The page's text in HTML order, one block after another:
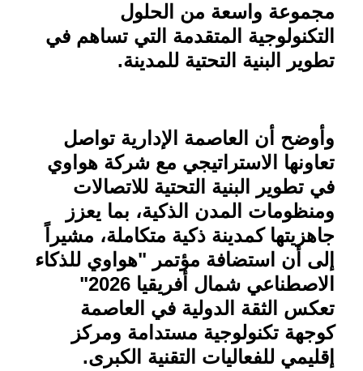
مجموعة واسعة من الحلول
التكنولوجية المتقدمة التي تساهم في
تطوير البنية التحتية للمدينة.
وأوضح أن العاصمة الإدارية تواصل
تعاونها الاستراتيجي مع شركة هواوي
في تطوير البنية التحتية للاتصالات
ومنظومات المدن الذكية، بما يعزز
جاهزيتها كمدينة ذكية متكاملة، مشيراً
إلى أن استضافة مؤتمر "هواوي للذكاء
الاصطناعي شمال أفريقيا 2026"
تعكس الثقة الدولية في العاصمة
كوجهة تكنولوجية مستدامة ومركز
إقليمي للفعاليات التقنية الكبرى.